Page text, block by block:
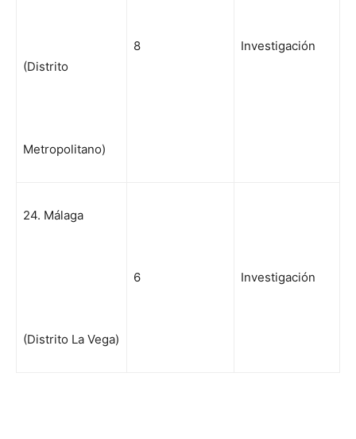
(Distrito
Metropolitano)
8 Investigación
24. Málaga
(Distrito La Vega)
6 Investigación